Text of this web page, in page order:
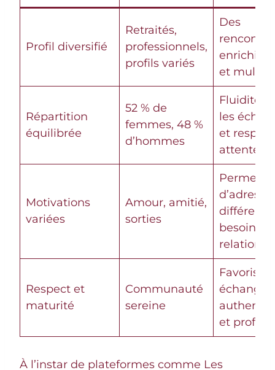
Profil diversifié
Retraités,
professionnels,
profils variés
Des
et
Répartition
équilibrée
52 % de
femmes, 48 %
d’hommes
Fluidité
les
et
attentes
Motivations
variées
Amour, amitié,
sorties
Permet
différents
besoins
Respect et
maturité
Communauté
sereine
Favorise
échanges
et
À l’instar de plateformes comme Les